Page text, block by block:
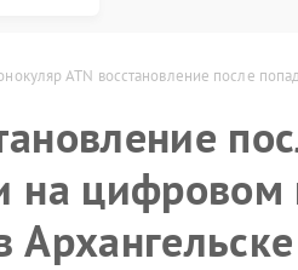
ATN восстановление после
на цифровом
Архангельске